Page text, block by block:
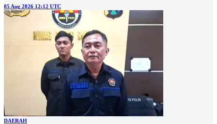
05 Aug 2026 12:12 UTC
DAERAH